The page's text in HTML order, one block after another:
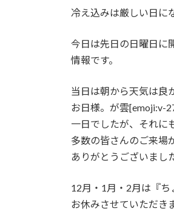
冷え込みは厳しい日に
今日は先日の日曜日に
情報です。
当日は朝から天気は良
お日様。が雲[emoji:v-
一日でしたが、それに
多数の皆さんのご来場
ありがとうございまし
12月・1月・2月は『ち
お休みさせていただきま